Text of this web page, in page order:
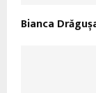
Bianca